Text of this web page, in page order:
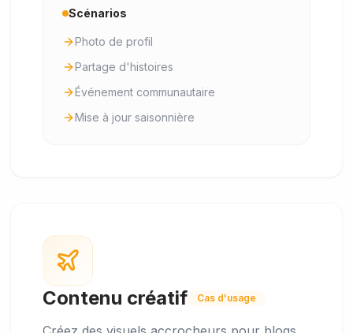
Scénarios
Photo de profil
Partage d'histoires
Événement communautaire
Mise à jour saisonnière
Contenu créatif Cas d'usage